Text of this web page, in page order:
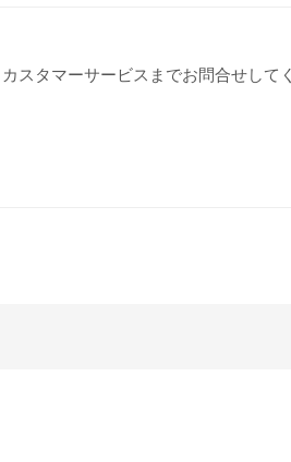
スタマーサービスまでお問合せして